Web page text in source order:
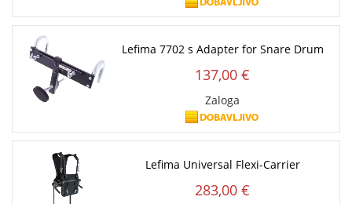
Lefima 7702 s Adapter for Snare Drum
137,00 €
Zaloga
Lefima Universal Flexi-Carrier
283,00 €